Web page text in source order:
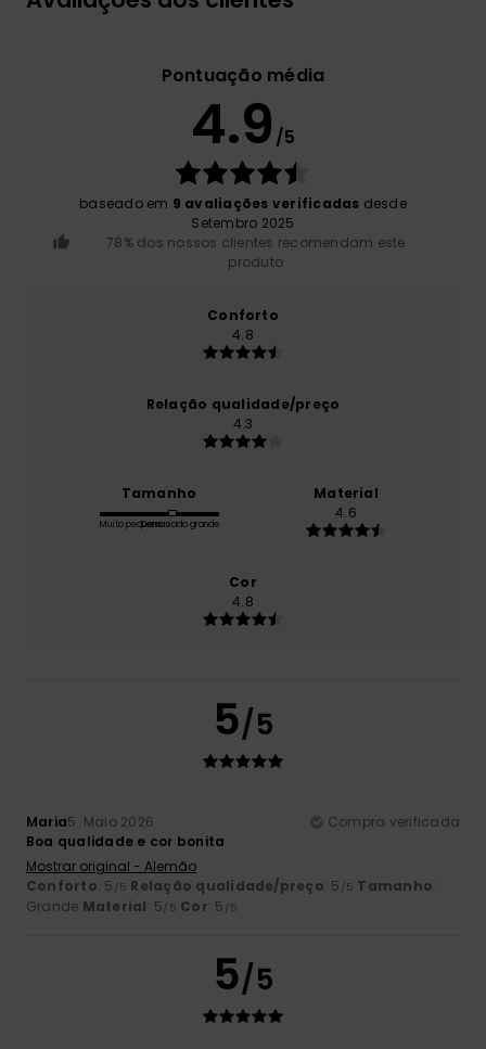
Pontuação média
4.9 /5
baseado em 9 avaliações verificadas desde
Setembro 2025
78% dos nossos clientes recomendam este
produto
Conforto
4.8
Relação qualidade/preço
4.3
Tamanho
Muito pequenoDemasiado grande
Material
4.6
Cor
4.8
5/5
Maria5. Maio 2026
Compra verificada
Boa qualidade e cor bonita
Mostrar original - Alemão
Conforto: 5 /5 Relação qualidade/preço: 5 /5 Tamanho:
Grande Material: 5/5 Cor: 5 /5
5/5